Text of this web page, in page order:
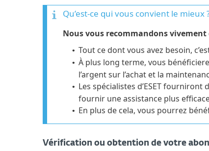
Qu’est-ce qui vous convient le mieux
Nous vous recommandons vivement
• Tout ce dont vous avez besoin,
• À plus long terme, vous
l’argent sur l’achat et la
• Les spécialistes d’ESET
fournir une assistance plus
• En plus de cela, vous pourrez
Vérification ou obtention de votre